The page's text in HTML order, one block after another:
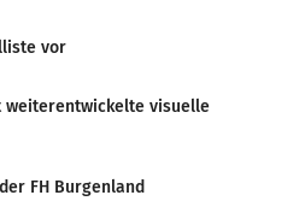
vor
weiterentwickelte visuelle
FH Burgenland